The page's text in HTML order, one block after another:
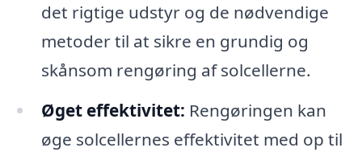
det rigtige udstyr og de nødvendige
metoder til at sikre en grundig og
skånsom rengøring af solcellerne.
Øget effektivitet: Rengøringen kan
øge solcellernes effektivitet med op til